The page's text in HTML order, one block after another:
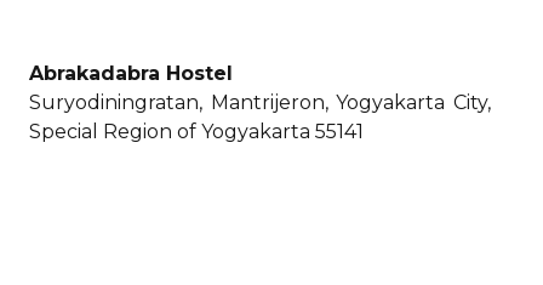
Abrakadabra Hostel
Suryodiningratan, Mantrijeron, Yogyakarta City,
Special Region of Yogyakarta 55141